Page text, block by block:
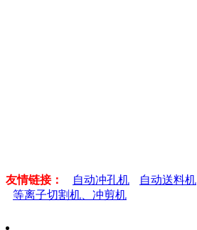
友情链接： 自动冲孔机 自动送料机
等离子切割机、冲剪机